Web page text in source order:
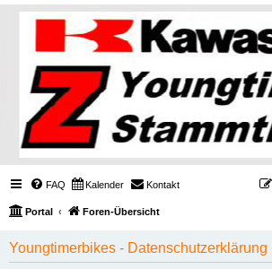
FAQ Kalender Kontakt
Portal Foren-Übersicht
Youngtimerbikes - Datenschutzerklärung